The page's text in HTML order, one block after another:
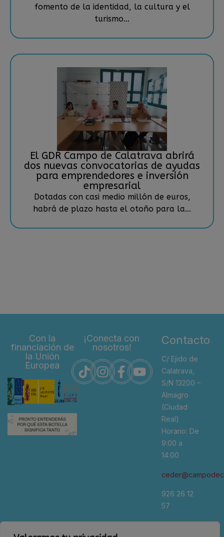
fomento de la identidad, la cultura y el
turismo...
El GDR Campo de Calatrava abrirá
dos nuevas convocatorias de ayudas
para emprendedores e inversión
empresarial
Dotadas con casi medio millón de euros,
habrá de plazo hasta el otoño para la...
Con la
financiación de
la Unión
Europea
¡Conecta con
nosotros!
Contacto
C/ Ejido de
Calatrava,
S/N 13200 –
Almagro
(Ciudad
Real)
Horario: De
9:00 a
14:00
926 26 12
57